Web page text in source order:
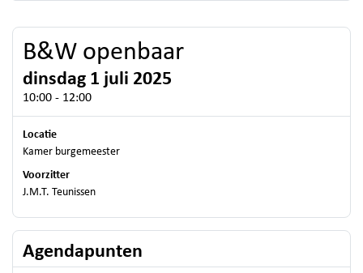
B&W openbaar
dinsdag 1 juli 2025
10:00 - 12:00
Locatie
Kamer burgemeester
Voorzitter
J.M.T. Teunissen
Agendapunten